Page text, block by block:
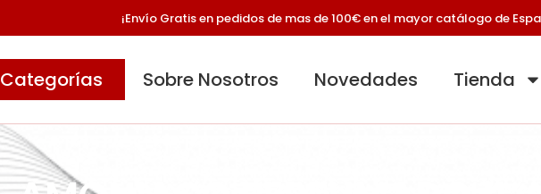
¡Envío Gratis en pedidos de mas de 100€ en el mayor catálogo de
Categorías Sobre Nosotros Novedades Tienda